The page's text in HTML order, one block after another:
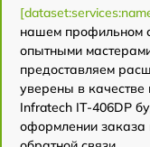
нашем профильном
опытными
предоставляем
уверены в качестве
Infratech IT-406DP
оформлении заказа